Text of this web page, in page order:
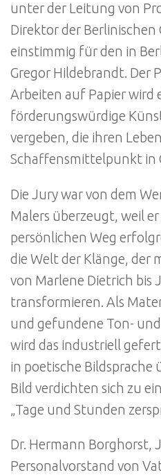
unter der Leitung von
Direktor der Berlinischen
einstimmig für den in
Gregor Hildebrandt. Der
Arbeiten auf Papier wird
förderungswürdige
vergeben, die ihren
Schaffensmittelpunkt in
Die Jury war von dem
Malers überzeugt, weil
persönlichen Weg
die Welt der Klänge, der
von Marlene Dietrich bis
transformieren. Als
und gefundene Ton-
wird das industriell
in poetische Bildsprache
Bild verdichten sich zu
„Tage und Stunden
Dr. Hermann Borghorst,
Personalvorstand von